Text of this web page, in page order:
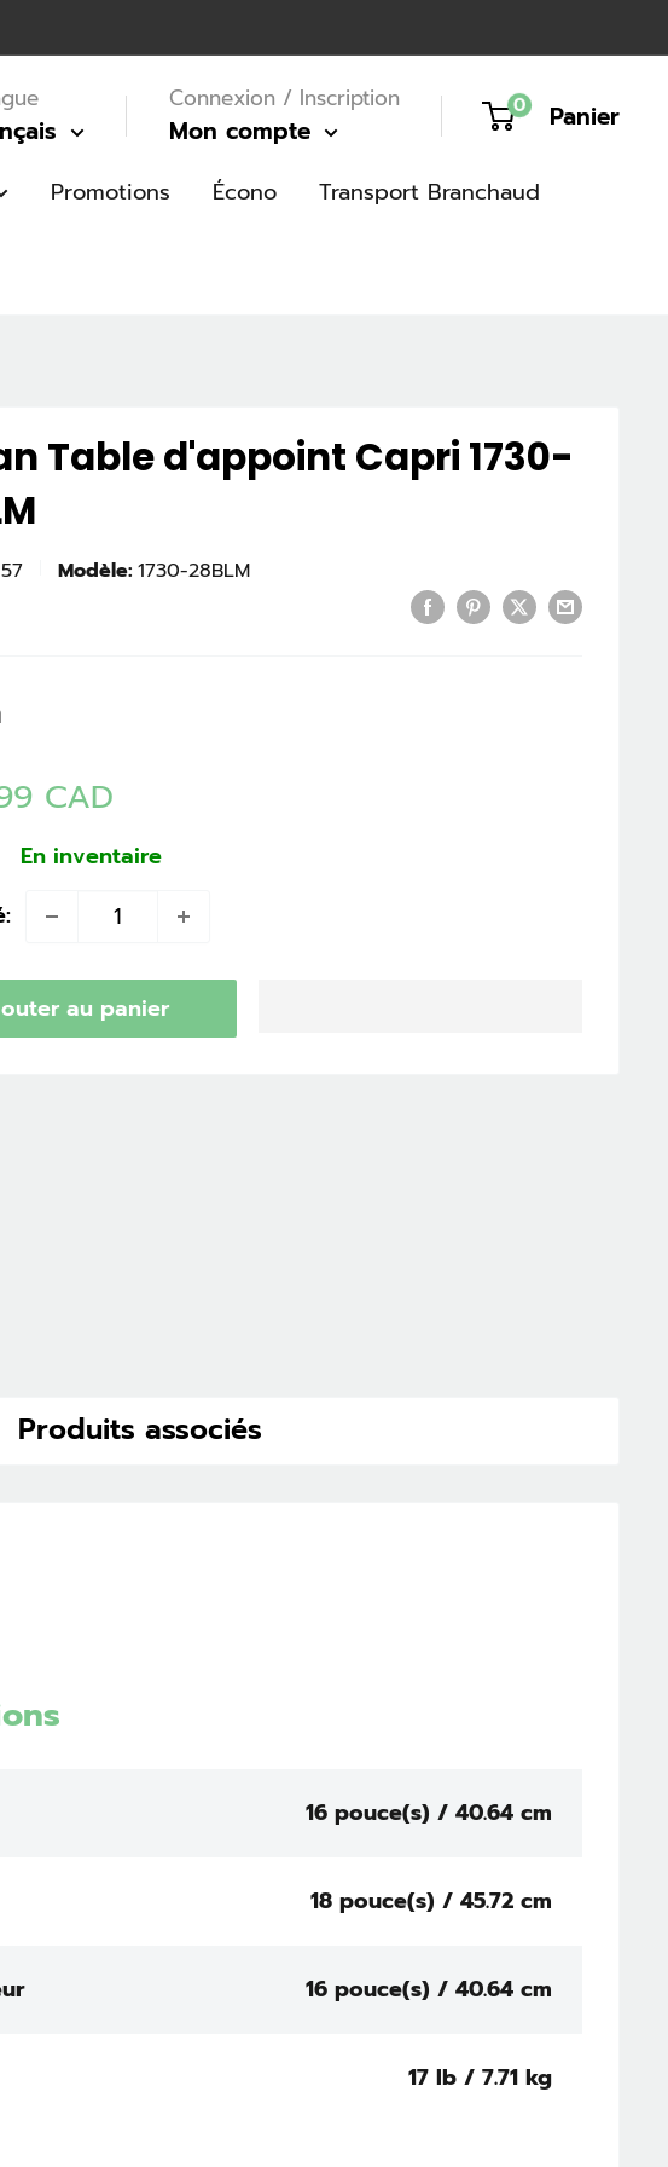
Connexion / Inscription
Mon compte
0 Panier
Promotions Écono Transport Branchaud
Table d'appoint Capri 1730-
Modèle: 1730-28BLM
CAD
En inventaire
au panier
Produits associés
16 pouce(s) / 40.64 cm
18 pouce(s) / 45.72 cm
16 pouce(s) / 40.64 cm
17 lb / 7.71 kg